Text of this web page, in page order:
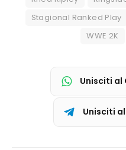
Stagional Ranked Play
WWE 2K
Unisciti al
Unisciti